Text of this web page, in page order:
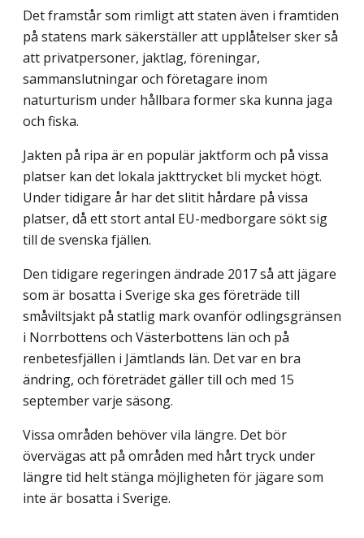
Det framstår som rimligt att staten även i framtiden
på statens mark säkerställer att upplåtelser sker så
att privatpersoner, jaktlag, föreningar,
sammanslutningar och före­tagare inom
naturturism under hållbara former ska kunna jaga
och fiska.
Jakten på ripa är en populär jaktform och på vissa
platser kan det lokala jakttrycket bli mycket högt.
Under tidigare år har det slitit hårdare på vissa
platser, då ett stort antal EU-medborgare sökt sig
till de svenska fjällen.
Den tidigare regeringen ändrade 2017 så att jägare
som är bosatta i Sverige ska ges företräde till
småviltsjakt på statlig mark ovanför odlingsgränsen
i Norrbottens och Västerbottens län och på
renbetesfjällen i Jämtlands län. Det var en bra
ändring, och företrädet gäller till och med 15
september varje säsong.
Vissa områden behöver vila längre. Det bör
övervägas att på områden med hårt tryck under
längre tid helt stänga möjligheten för jägare som
inte är bosatta i Sverige.